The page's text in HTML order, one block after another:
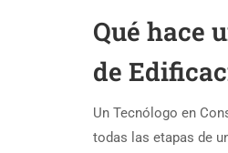
Qué hace
de
Un Tecnólogo en
todas las etapas de